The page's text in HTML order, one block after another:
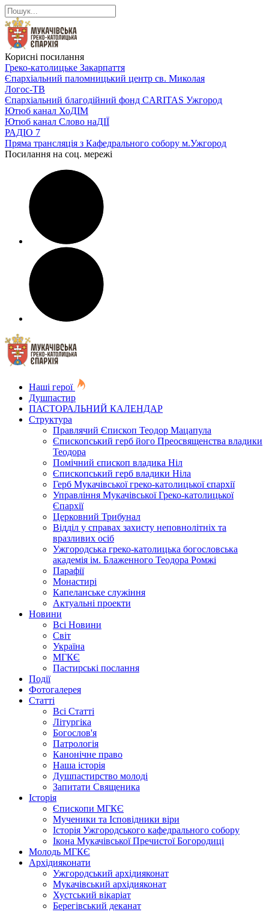
Корисні посилання
Греко-католицьке Закарпаття
Єпархіальний паломницький центр св. Миколая
Логос-ТВ
Єпархіальний благодійний фонд CARITAS Ужгород
Ютюб канал ХоДІМ
Ютюб канал Слово наДІЇ
РАДІО 7
Пряма трансляція з Кафедрального собору м.Ужгород
Посилання на соц. мережі
Наші герої
Душпастир
ПАСТОРАЛЬНИЙ КАЛЕНДАР
Структура
Правлячий Єпископ Теодор Мацапула
Єпископський герб його Преосвященства владики
Теодора
Помічний єпископ владика Ніл
Єпископський герб владики Ніла
Герб Мукачівської греко-католицької єпархії
Управління Мукачівської Греко-католицької
Єпархії
Церковний Трибунал
Відділ у справах захисту неповнолітніх та
вразливих осіб
Ужгородська греко-католицька богословська
академія ім. Блаженного Теодора Ромжі
Парафії
Монастирі
Капеланське служіння
Актуальні проекти
Новини
Всі Новини
Світ
Україна
МГКЄ
Пастирські послання
Події
Фотогалерея
Статті
Всі Статті
Літургіка
Богослов'я
Патрологія
Канонічне право
Наша історія
Душпастирство молоді
Запитати Священика
Історія
Єпископи МГКЄ
Мученики та Ісповідники віри
Історія Ужгородського кафедрального собору
Ікона Мукачівської Пречистої Богородиці
Молодь МГКЄ
Архідияконати
Ужгородський архідияконат
Мукачівський архідияконат
Хустський вікаріат
Берегівський деканат